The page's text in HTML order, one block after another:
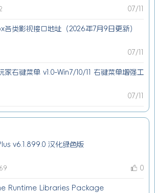
07/11
各类影视接口地址（2026年7月9日更新）
07/11
家右键菜单 v1.0-Win7/10/11 右键菜单增强工
07/11
v6.1.899.0 汉化绿色版
0
Runtime Libraries Package